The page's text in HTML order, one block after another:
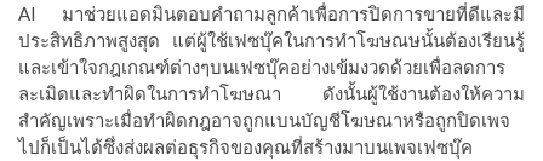
AI มาช่วยแอดมินตอบคำถามลูกค้าเพื่อการปิดการขายที่ดีและมี
ประสิทธิภาพสูงสุด แต่ผู้ใช้เฟซบุ๊คในการทำโฆษณษนั้นต้องเรียนรู้
และเข้าใจกฎเกณฑ์ต่างๆบนเฟซบุ๊คอย่างเข้มงวดด้วยเพื่อลดการ
ละเมิดและทำผิดในการทำโฆษณา ดังนั้นผู้ใช้งานต้องให้ความ
สำคัญเพราะเมื่อทำผิดกฎอาจถูกแบนบัญชีโฆษณาหรือถูกปิดเพจ
ไปก็เป็นได้ซึ่งส่งผลต่อธุรกิจของคุณที่สร้างมาบนเพจเฟซบุ๊ค